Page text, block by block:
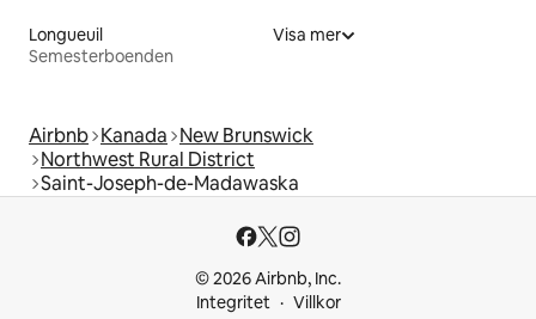
Longueuil
Semesterboenden
Visa mer
Airbnb Kanada New Brunswick
Northwest Rural District
Saint-Joseph-de-Madawaska
© 2026 Airbnb, Inc.
Integritet
Villkor